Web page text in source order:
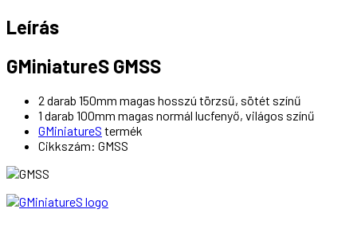
Leírás
GMiniatureS GMSS
2 darab 150mm magas hosszú törzsű, sötét színű
1 darab 100mm magas normál lucfenyő, világos színű
GMiniatureS termék
Cikkszám: GMSS